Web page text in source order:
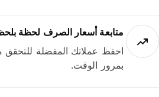
متابعة أسعار الصرف لحظة بلحظة
احفظ عملاتك المفضلة للتحقق
بمرور الوقت.